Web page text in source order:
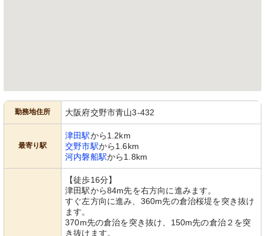
勤務地住所 大阪府交野市青山3-432
最寄り駅
津田駅から1.2km
交野市駅から1.6km
河内磐船駅から1.8km
【徒歩16分】
津田駅から84m先を右方向に進みます。
すぐ左方向に進み、360m先の倉治桜堤を突き抜け
ます。
370m先の倉治を突き抜け、150m先の倉治２を突
き抜けます。